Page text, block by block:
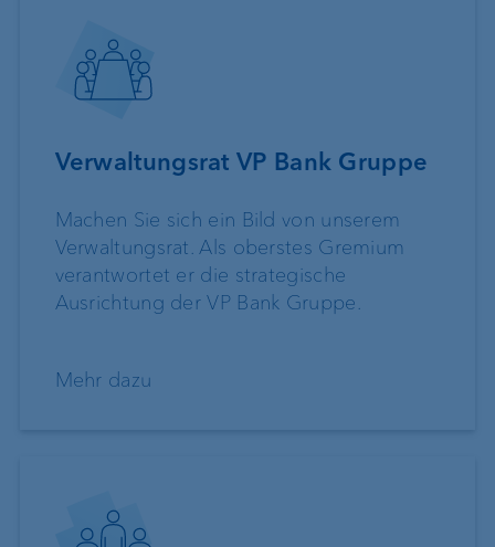
Verwaltungsrat VP Bank Gruppe
Machen Sie sich ein Bild von unserem
Verwaltungsrat. Als oberstes Gremium
verantwortet er die strategische
Ausrichtung der VP Bank Gruppe.
Mehr dazu